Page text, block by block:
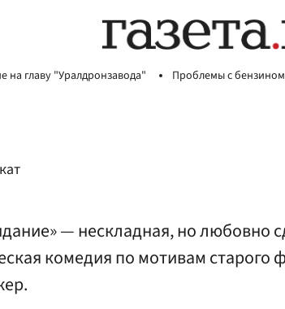
на главу "Уралдронзавода" Проблемы с
— нескладная, но любовно
комедия по мотивам старого